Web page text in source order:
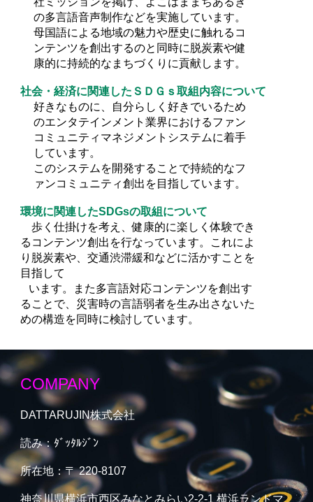
の多言語音声制作などを実施しています。
母国語による地域の魅力や歴史に触れるコ
ンテンツを創出するのと同時に脱炭素や健
康的に持続的なまちづくりに貢献します。
社会・経済に関連したＳＤＧｓ取組内容について
好きなものに、自分らしく好きでいるため
のエンタテインメント業界におけるファン
コミュニティマネジメントシステムに着手
しています。
このシステムを開発することで持続的なフ
ァンコミュニティ創出を目指しています。
環境に関連したSDGsの取組について
歩く仕掛けを考え、健康的に楽しく体験でき
るコンテンツ創出を行なっています。これによ
り脱炭素や、交通渋滞緩和などに活かすことを
目指して
います。また多言語対応コンテンツを創出す
ることで、災害時の言語弱者を生み出さないた
めの構造を同時に検討しています。
COMPANY
DATTARUJIN株式会社
読み：ﾀﾞｯﾀﾙｼﾞﾝ
所在地：〒 220-8107
神奈川県横浜市西区みなとみらい2-2-1 横浜ランドマ